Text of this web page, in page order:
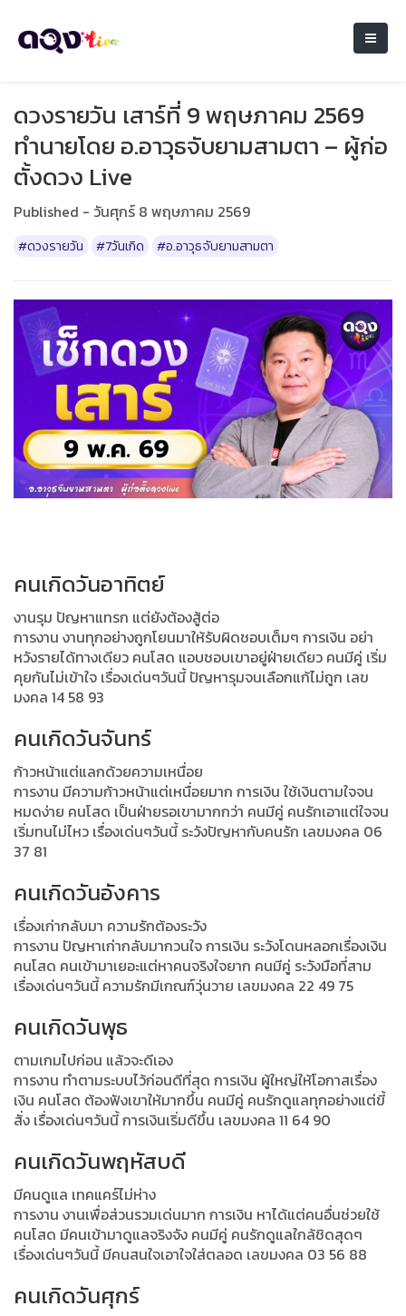
ดวงรายวัน เสาร์ที่ 9 พฤษภาคม 2569
ทำนายโดย อ.อาวุธจับยามสามตา – ผู้ก่อ
ตั้งดวง Live
Published - วันศุกร์ 8 พฤษภาคม 2569
#ดวงรายวัน #7วันเกิด #อ.อาวุธจับยามสามตา
คนเกิดวันอาทิตย์
งานรุม ปัญหาแทรก แต่ยังต้องสู้ต่อ
การงาน งานทุกอย่างถูกโยนมาให้รับผิดชอบเต็มๆ การเงิน อย่า
หวังรายได้ทางเดียว คนโสด แอบชอบเขาอยู่ฝ่ายเดียว คนมีคู่ เริ่ม
คุยกันไม่เข้าใจ เรื่องเด่นๆวันนี้ ปัญหารุมจนเลือกแก้ไม่ถูก เลข
มงคล 14 58 93
คนเกิดวันจันทร์
ก้าวหน้าแต่แลกด้วยความเหนื่อย
การงาน มีความก้าวหน้าแต่เหนื่อยมาก การเงิน ใช้เงินตามใจจน
หมดง่าย คนโสด เป็นฝ่ายรอเขามากกว่า คนมีคู่ คนรักเอาแต่ใจจน
เริ่มทนไม่ไหว เรื่องเด่นๆวันนี้ ระวังปัญหากับคนรัก เลขมงคล 06
37 81
คนเกิดวันอังคาร
เรื่องเก่ากลับมา ความรักต้องระวัง
การงาน ปัญหาเก่ากลับมากวนใจ การเงิน ระวังโดนหลอกเรื่องเงิน
คนโสด คนเข้ามาเยอะแต่หาคนจริงใจยาก คนมีคู่ ระวังมือที่สาม
เรื่องเด่นๆวันนี้ ความรักมีเกณฑ์วุ่นวาย เลขมงคล 22 49 75
คนเกิดวันพุธ
ตามเกมไปก่อน แล้วจะดีเอง
การงาน ทำตามระบบไว้ก่อนดีที่สุด การเงิน ผู้ใหญ่ให้โอกาสเรื่อง
เงิน คนโสด ต้องฟังเขาให้มากขึ้น คนมีคู่ คนรักดูแลทุกอย่างแต่ขี้
สั่ง เรื่องเด่นๆวันนี้ การเงินเริ่มดีขึ้น เลขมงคล 11 64 90
คนเกิดวันพฤหัสบดี
มีคนดูแล เทคแคร์ไม่ห่าง
การงาน งานเพื่อส่วนรวมเด่นมาก การเงิน หาได้แต่คนอื่นช่วยใช้
คนโสด มีคนเข้ามาดูแลจริงจัง คนมีคู่ คนรักดูแลใกล้ชิดสุดๆ
เรื่องเด่นๆวันนี้ มีคนสนใจเอาใจใส่ตลอด เลขมงคล 03 56 88
คนเกิดวันศุกร์